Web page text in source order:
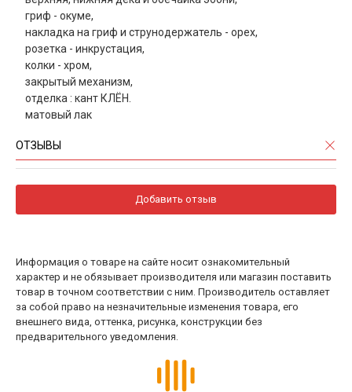
гриф - окуме,
накладка на гриф и струнодержатель - орех,
розетка - инкрустация,
колки - хром,
закрытый механизм,
отделка : кант КЛЁН.
матовый лак
ОТЗЫВЫ
Добавить отзыв
Информация о товаре на сайте носит ознакомительный
характер и не обязывает производителя или магазин поставить
товар в точном соответствии с ним. Производитель оставляет
за собой право на незначительные изменения товара, его
внешнего вида, оттенка, рисунка, конструкции без
предварительного уведомления.